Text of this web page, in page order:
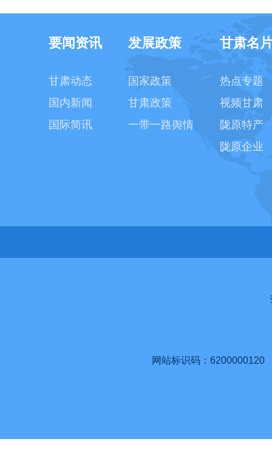
要闻资讯
甘肃动态
国内新闻
国际简讯
发展政策
国家政策
甘肃政策
一带一路舆情
甘肃名
热点专题
视频甘肃
陇原特产
陇原企业
网站标识码：6200000120